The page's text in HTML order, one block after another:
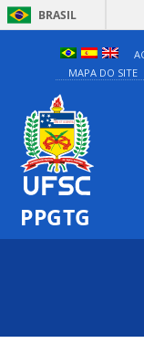
BRASIL
MAPA DO SITE
PPGTG